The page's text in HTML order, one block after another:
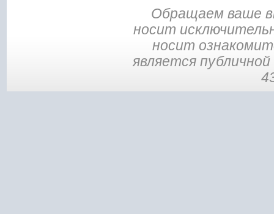
Обращаем ваше
носит
носит
является